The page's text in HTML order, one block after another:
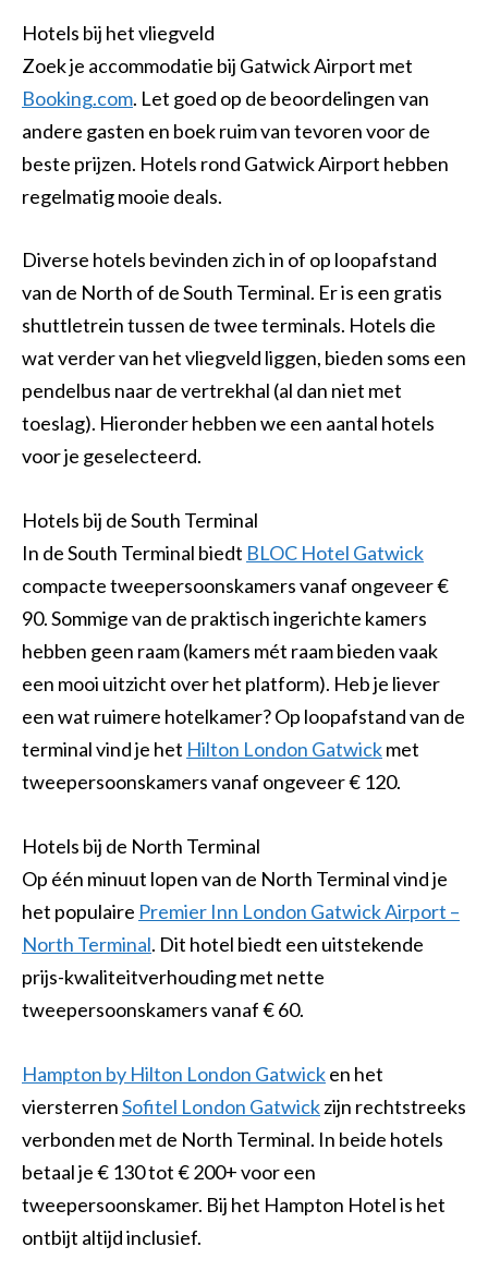
Hotels bij het vliegveld
Zoek je accommodatie bij Gatwick Airport met
Booking.com. Let goed op de beoordelingen van
andere gasten en boek ruim van tevoren voor de
beste prijzen. Hotels rond Gatwick Airport hebben
regelmatig mooie deals.
Diverse hotels bevinden zich in of op loopafstand
van de North of de South Terminal. Er is een gratis
shuttletrein tussen de twee terminals. Hotels die
wat verder van het vliegveld liggen, bieden soms een
pendelbus naar de vertrekhal (al dan niet met
toeslag). Hieronder hebben we een aantal hotels
voor je geselecteerd.
Hotels bij de South Terminal
In de South Terminal biedt BLOC Hotel Gatwick
compacte tweepersoonskamers vanaf ongeveer €
90. Sommige van de praktisch ingerichte kamers
hebben geen raam (kamers mét raam bieden vaak
een mooi uitzicht over het platform). Heb je liever
een wat ruimere hotelkamer? Op loopafstand van de
terminal vind je het Hilton London Gatwickmet
tweepersoonskamers vanaf ongeveer € 120.
Hotels bij de North Terminal
Op één minuut lopen van de North Terminal vind je
het populaire Premier Inn London Gatwick Airport –
North Terminal. Dit hotel biedt een uitstekende
prijs-kwaliteitverhouding met nette
tweepersoonskamers vanaf € 60.
Hampton by Hilton London Gatwicken het
viersterrenSofitel London Gatwickzijn rechtstreeks
verbonden met de North Terminal. In beide hotels
betaal je € 130 tot € 200+ voor een
tweepersoonskamer. Bij het Hampton Hotel is het
ontbijt altijd inclusief.